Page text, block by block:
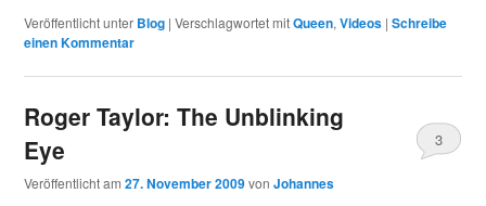
Veröffentlicht unter Blog |Verschlagwortet mitQueen,Videos |Schreibe
einen Kommentar
Roger Taylor: The Unblinking
Eye
Veröffentlicht am27. November 2009vonJohannes
3